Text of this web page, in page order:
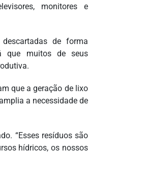
monitores e
de forma
que muitos de seus
que a geração de lixo
a necessidade de
“Esses resíduos são
hídricos, os nossos